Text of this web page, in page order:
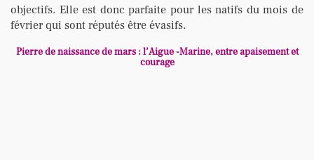
objectifs. Elle est donc parfaite pour les natifs du mois de
février qui sont réputés être évasifs.
Pierre de naissance de mars : l’Aigue -Marine, entre apaisement et
courage